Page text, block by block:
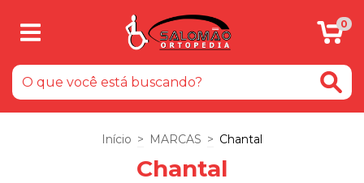
0
Início > MARCAS > Chantal
Chantal